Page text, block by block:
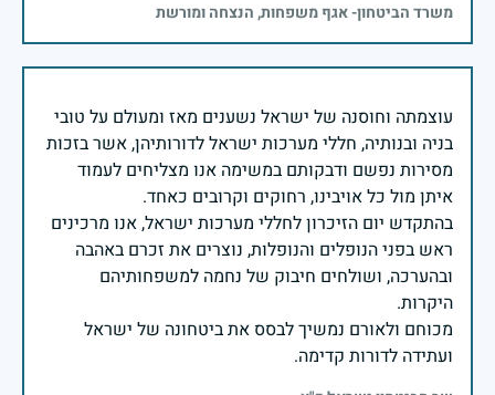
משרד הביטחון- אגף משפחות, הנצחה ומורשת
עוצמתה וחוסנה של ישראל נשענים מאז ומעולם על טובי
בניה ובנותיה, חללי מערכות ישראל לדורותיהן, אשר בזכות
מסירות נפשם ודבקותם במשימה אנו מצליחים לעמוד
בהתקדש יום הזיכרון לחללי מערכות ישראל, אנו מרכינים
ראש בפני הנופלים והנופלות, נוצרים את זכרם באהבה
ובהערכה, ושולחים חיבוק של נחמה למשפחותיהם
מכוחם ולאורם נמשיך לבסס את ביטחונה של ישראל
ועתידה לדורות קדימה.